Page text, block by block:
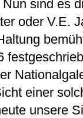
sind es
oder V.E.
einer
unsere